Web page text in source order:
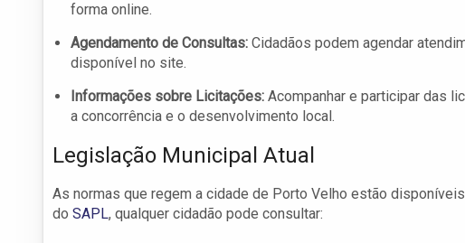
forma online.
Agendamento de Consultas: Cidadãos podem agendar
disponível no site.
Informações sobre Licitações: Acompanhar e participar das
a concorrência e o desenvolvimento local.
Legislação Municipal Atual
As normas que regem a cidade de Porto Velho estão
do SAPL, qualquer cidadão pode consultar: